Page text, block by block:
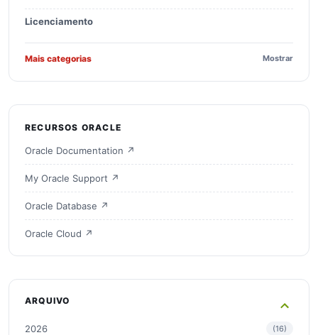
Licenciamento
Mais categorias Mostrar
RECURSOS ORACLE
Oracle Documentation ↗
My Oracle Support ↗
Oracle Database ↗
Oracle Cloud ↗
ARQUIVO
2026 16